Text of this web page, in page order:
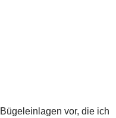
vor, die ich